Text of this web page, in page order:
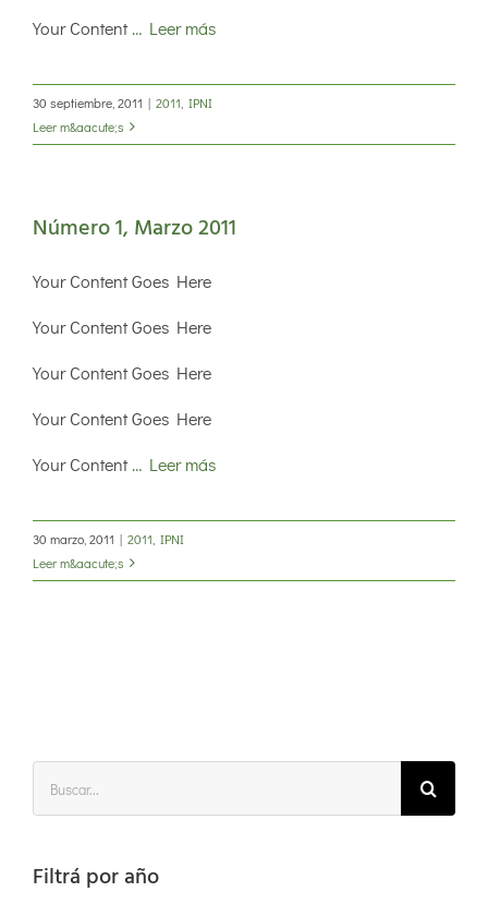
Your Content… Leer más
30 septiembre, 2011 | 2011 IPNI
Leer m&aacute;s
Número 1, Marzo 2011
Your Content Goes Here
Your Content Goes Here
Your Content Goes Here
Your Content Goes Here
Your Content… Leer más
30 marzo, 2011 | 2011 IPNI
Leer m&aacute;s
Filtrá por año